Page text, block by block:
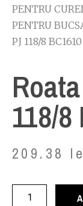
PENTRU
PENTRU
PJ 118/8 BC1610
118/
209.38